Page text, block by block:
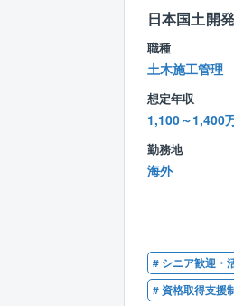
日本国土開
職種
土木施工管理
想定年収
1,100～1,400
勤務地
海外
# シニア歓迎・
# 資格取得支援